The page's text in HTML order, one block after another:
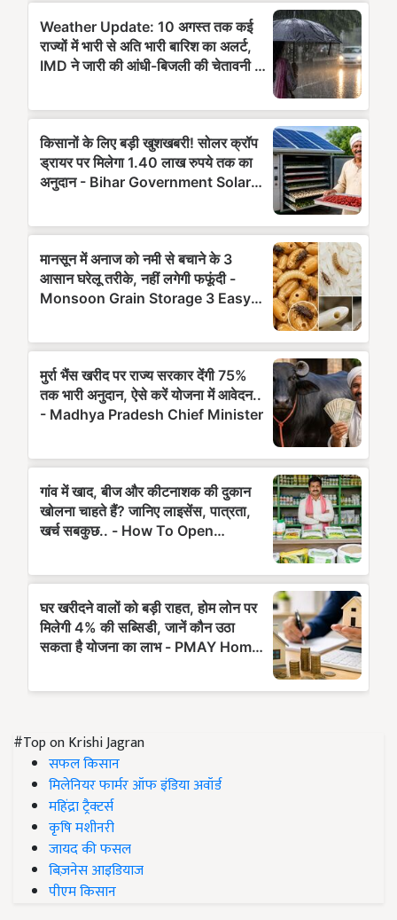
#Top on Krishi Jagran
सफल किसान
मिलेनियर फार्मर ऑफ इंडिया अवॉर्ड
महिंद्रा ट्रैक्टर्स
कृषि मशीनरी
जायद की फसल
बिज़नेस आइडियाज
पीएम किसान